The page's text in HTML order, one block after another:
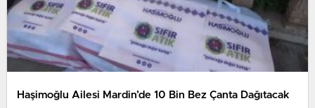
Haşimoğlu Ailesi Mardin’de 10 Bin Bez Çanta Dağıtacak